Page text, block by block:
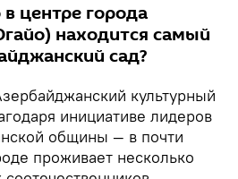
центре города
находится самый
сад?
культурный
инициативе лидеров
общины — в почти
проживает несколько